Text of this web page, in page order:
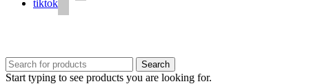
tiktok
Search
Start typing to see products you are looking for.